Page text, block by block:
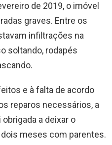
de 2019, o imóvel
graves. Entre os
infiltrações na
soltando, rodapés
e à falta de acordo
reparos necessários, a
a deixar o
meses com parentes.